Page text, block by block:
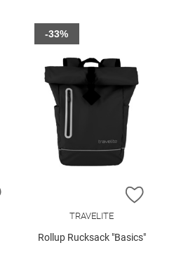
ZUR WUNSCHLISTE HINZUFÜGEN
ZUR
TRAVELITE
Rollup Rucksack "Basics"
-33%